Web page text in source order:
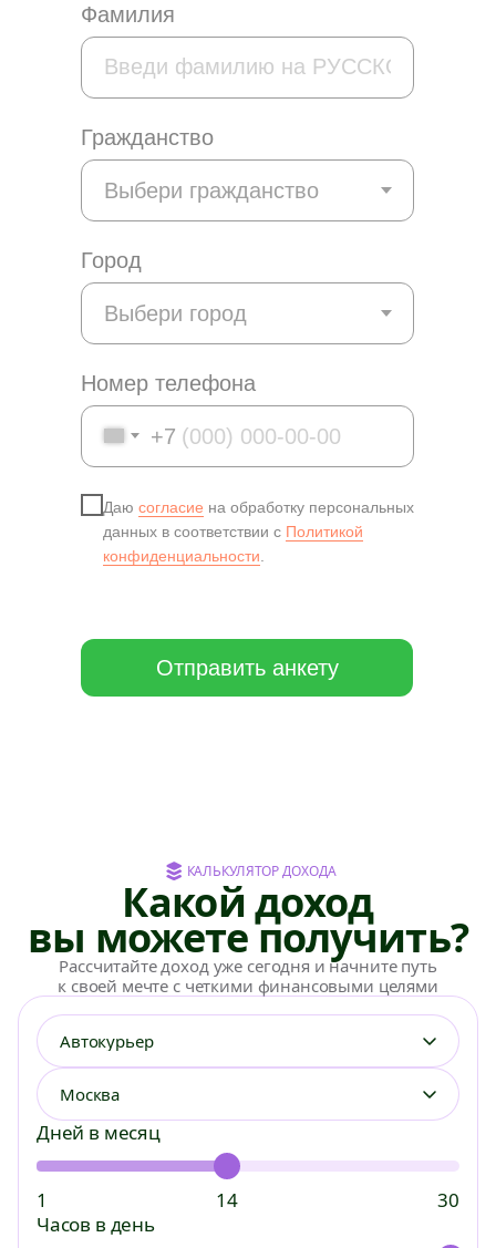
Фамилия
Гражданство
Город
Номер телефона
+7
Даю согласие на обработку персональных
данных в соответствии с Политикой
конфиденциальности.
Отправить анкету
КАЛЬКУЛЯТОР ДОХОДА
Какой доход
вы можете получить?
Рассчитайте доход уже сегодня и начните путь
к своей мечте с четкими финансовыми целями
Автокурьер
Москва
Дней в месяц
1 14
30
Часов в день
Курьерам
Без опыта
Студентам
Пеший курьер
Велокурьер
Автокурьер